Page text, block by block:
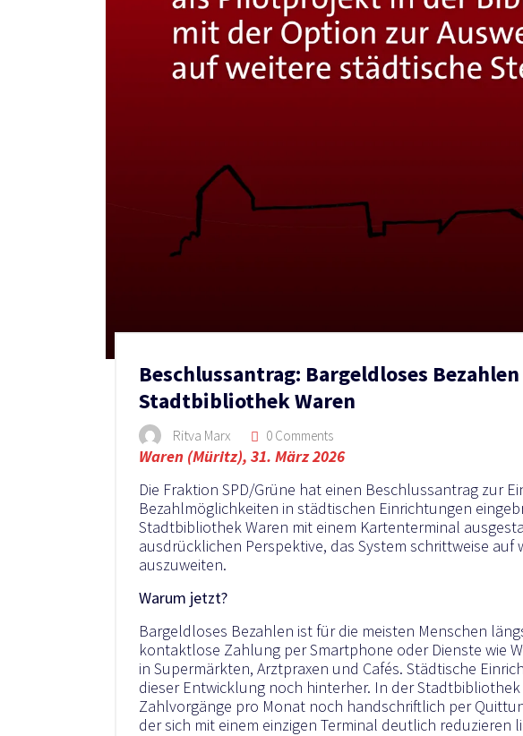
Beschlussantrag: Bargeldloses
Stadtbibliothek Waren
Ritva Marx 0 Comments
Waren (Müritz), 31. März 2026
Die Fraktion SPD/Grüne hat einen Beschlussantrag zur
Bezahlmöglichkeiten in städtischen Einrichtungen
Stadtbibliothek Waren mit einem Kartenterminal
ausdrücklichen Perspektive, das System schrittweise auf
auszuweiten.
Warum jetzt?
Bargeldloses Bezahlen ist für die meisten Menschen
kontaktlose Zahlung per Smartphone oder Dienste wie
in Supermärkten, Arztpraxen und Cafés. Städtische
dieser Entwicklung noch hinterher. In der
Zahlvorgänge pro Monat noch handschriftlich per
der sich mit einem einzigen Terminal deutlich reduzieren